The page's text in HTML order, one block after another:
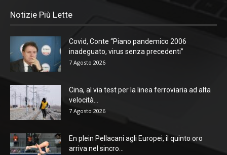
Notizie Più Lette
Covid, Conte “Piano pandemico 2006
inadeguato, virus senza precedenti”
7 Agosto 2026
Cina, al via test per la linea ferroviaria ad alta
velocità...
7 Agosto 2026
En plein Pellacani agli Europei, il quinto oro
arriva nel sincro...